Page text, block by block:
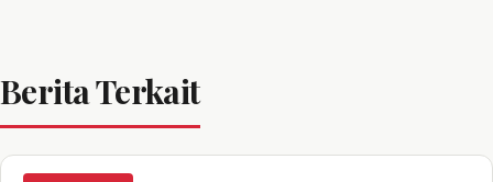
Berita Terkait